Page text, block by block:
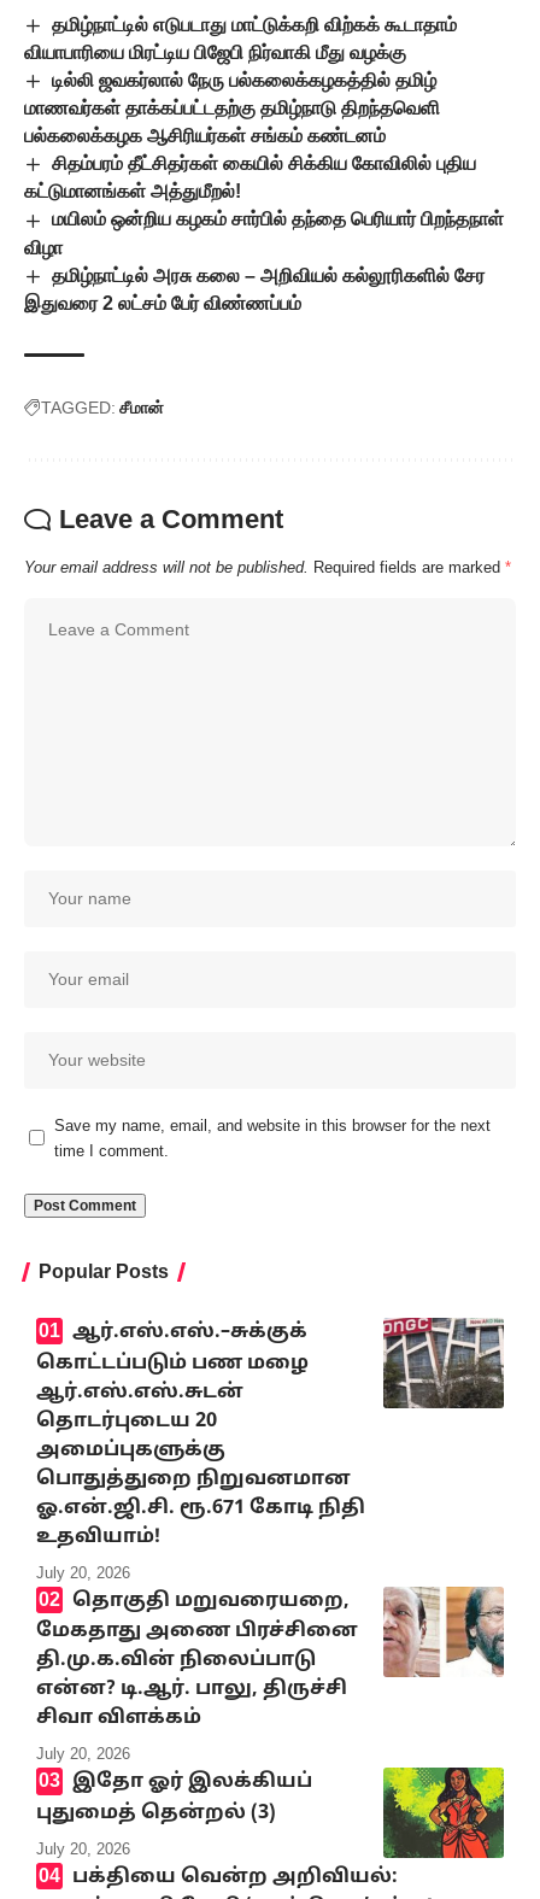
தமிழ்நாட்டில் எடுபடாது மாட்டுக்கறி விற்கக் கூடாதாம்
வியாபாரியை மிரட்டிய பிஜேபி நிர்வாகி மீது வழக்கு
டில்லி ஜவகர்லால் நேரு பல்கலைக்கழகத்தில் தமிழ்
மாணவர்கள் தாக்கப்பட்டதற்கு தமிழ்நாடு திறந்தவெளி
பல்கலைக்கழக ஆசிரியர்கள் சங்கம் கண்டனம்
சிதம்பரம் தீட்சிதர்கள் கையில் சிக்கிய கோவிலில் புதிய
கட்டுமானங்கள் அத்துமீறல்!
மயிலம் ஒன்றிய கழகம் சார்பில் தந்தை பெரியார் பிறந்தநாள்
விழா
தமிழ்நாட்டில் அரசு கலை – அறிவியல் கல்லூரிகளில் சேர
இதுவரை 2 லட்சம் பேர் விண்ணப்பம்
TAGGED: சீமான்
Leave a Comment
Your email address will not be published. Required fields are marked *
Save my name, email, and website in this browser for the next
time I comment.
Popular Posts
ஆர்.எஸ்.எஸ்.–சுக்குக்
கொட்டப்படும் பண மழை
ஆர்.எஸ்.எஸ்.சுடன்
தொடர்புடைய 20
அமைப்புகளுக்கு
பொதுத்துறை நிறுவனமான
ஓ.என்.ஜி.சி. ரூ.671 கோடி நிதி
உதவியாம்!
July 20, 2026
தொகுதி மறுவரையறை,
மேகதாது அணை பிரச்சினை
தி.மு.க.வின் நிலைப்பாடு
என்ன? டி.ஆர். பாலு, திருச்சி
சிவா விளக்கம்
July 20, 2026
இதோ ஓர் இலக்கியப்
புதுமைத் தென்றல் (3)
July 20, 2026
பக்தியை வென்ற அறிவியல்: